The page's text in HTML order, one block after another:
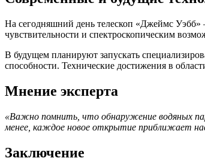
На сегодняшний день телескоп «Джеймс Уэбб»
чувствительности и спектроскопическим
В будущем планируют запускать
способности. Технические достижения в
Мнение эксперта
«Важно помнить, что обнаружение водяных
менее, каждое новое открытие приближает
Заключение